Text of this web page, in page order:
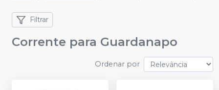
Filtrar
Corrente para Guardanapo
Ordenar por